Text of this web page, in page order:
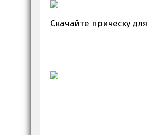
Скачайте прическу